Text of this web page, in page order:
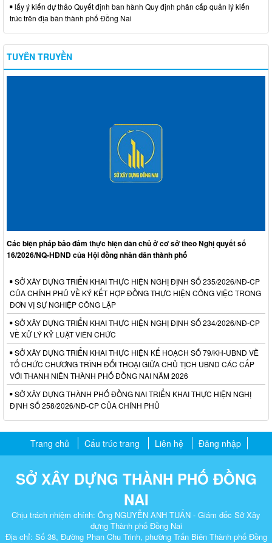
lấy ý kiến dự thảo Quyết định ban hành Quy định phân cấp quản lý kiến
trúc trên địa bàn thành phố Đồng Nai
TUYÊN TRUYỀN
Các biện pháp bảo đảm thực hiện dân chủ ở cơ sở theo Nghị quyết số
16/2026/NQ-HĐND của Hội đồng nhân dân thành phố
SỞ XÂY DỰNG TRIỂN KHAI THỰC HIỆN NGHỊ ĐỊNH SỐ 235/2026/NĐ-CP
CỦA CHÍNH PHỦ VỀ KÝ KẾT HỢP ĐỒNG THỰC HIỆN CÔNG VIỆC TRONG
ĐƠN VỊ SỰ NGHIỆP CÔNG LẬP
SỞ XÂY DỰNG TRIỂN KHAI THỰC HIỆN NGHỊ ĐỊNH SỐ 234/2026/NĐ-CP
VỀ XỬ LÝ KỶ LUẬT VIÊN CHỨC
SỞ XÂY DỰNG TRIỂN KHAI THỰC HIỆN KẾ HOẠCH SỐ 79/KH-UBND VỀ
TỔ CHỨC CHƯƠNG TRÌNH ĐỐI THOẠI GIỮA CHỦ TỊCH UBND CÁC CẤP
VỚI THANH NIÊN THÀNH PHỐ ĐỒNG NAI NĂM 2026
SỞ XÂY DỰNG THÀNH PHỐ ĐỒNG NAI TRIỂN KHAI THỰC HIỆN NGHỊ
ĐỊNH SỐ 258/2026/NĐ-CP CỦA CHÍNH PHỦ
Trang chủ Cấu trúc trang Liên hệ Đăng nhập
SỞ XÂY DỰNG THÀNH PHỐ ĐỒNG
NAI
Chịu trách nhiệm chính: Ông NGUYỄN ANH TUẤN - Giám đốc Sở Xây
dựng Thành phố Đồng Nai
Địa chỉ: Số 38, Đường Phan Chu Trinh, phường Trấn Biên Thành phố Đồng